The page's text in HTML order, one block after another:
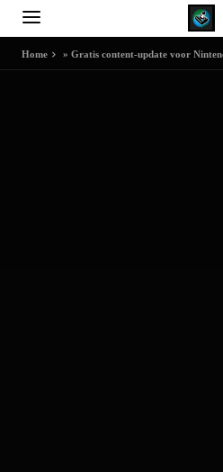
Home » Gratis content-update voor